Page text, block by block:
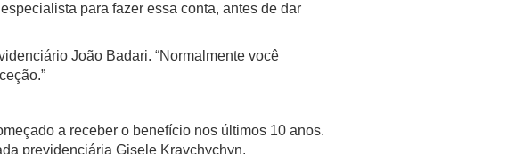
para fazer essa conta, antes de dar
João Badari. “Normalmente você
a receber o benefício nos últimos 10 anos.
previdenciária Gisele Kravchychyn.